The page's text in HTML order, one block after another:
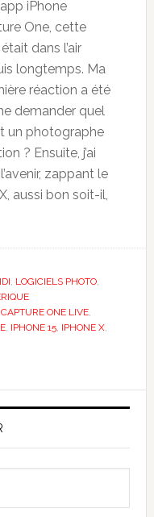
iPhone
One, cette
dans l’air
longtemps. Ma
réaction a été
demander quel
un photographe
? Ensuite, j’ai
zappant le
aussi bon soit-il,
LOGICIELS PHOTO,
CAPTURE ONE LIVE,
, IPHONE 15, IPHONE X,